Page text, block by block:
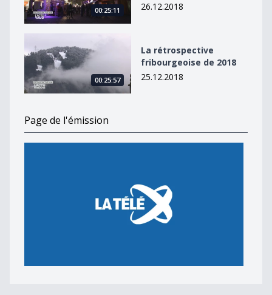
00:25:11
26.12.2018
00:25:57
La rétrospective
fribourgeoise de 2018
25.12.2018
Page de l'émission